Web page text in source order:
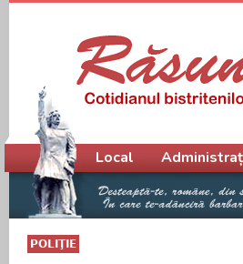
POLIŢIE
Meniu principal
Local